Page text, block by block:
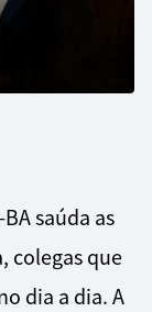
saúda as
colegas que
dia a dia. A